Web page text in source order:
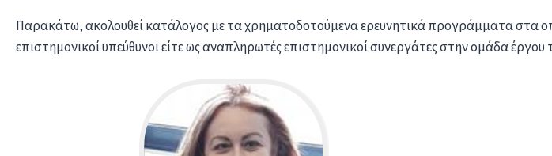
Παρακάτω, ακολουθεί κατάλογος με τα χρηματοδοτούμενα ερευνητικά προγράμματα στα
επιστημονικοί υπεύθυνοι είτε ως αναπληρωτές επιστημονικοί συνεργάτες στην ομάδα